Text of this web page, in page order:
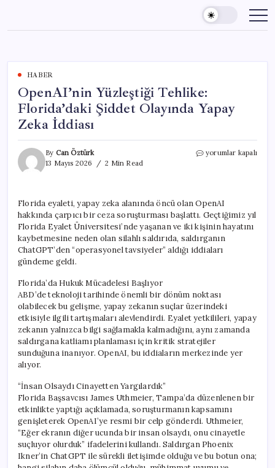
content
HABER
OpenAI’nin Yüzleştiği Tehlike:
Florida’daki Şiddet Olayında Yapay
Zeka İddiası
By Can Öztürk
13 Mayıs 2026
2 Min Read
OpenAI’nin
Olayında
Yapay
Zeka
İddiası
için
yorumlar kapalı
Florida eyaleti, yapay zeka alanında öncü olan OpenAI
hakkında çarpıcı bir ceza soruşturması başlattı. Geçtiğimiz yıl
Florida Eyalet Üniversitesi’nde yaşanan ve iki kişinin hayatını
kaybetmesine neden olan silahlı saldırıda, saldırganın
ChatGPT’den “operasyonel tavsiyeler” aldığı iddiaları
gündeme geldi.
Florida’da Hukuk Mücadelesi Başlıyor
ABD’de teknoloji tarihinde önemli bir dönüm noktası
olabilecek bu gelişme, yapay zekanın suçlar üzerindeki
etkisiyle ilgili tartışmaları alevlendirdi. Eyalet yetkilileri, yapay
zekanın yalnızca bilgi sağlamakla kalmadığını, aynı zamanda
saldırgana katliamı planlaması için kritik stratejiler
sunduğuna inanıyor. OpenAI, bu iddiaların merkezinde yer
alıyor.
“İnsan Olsaydı Cinayetten Yargılardık”
Florida Başsavcısı James Uthmeier, Tampa’da düzenlenen bir
etkinlikte yaptığı açıklamada, soruşturmanın kapsamını
genişleterek OpenAI’ye resmi bir celp gönderdi. Uthmeier,
“Eğer ekranın diğer ucunda bir insan olsaydı, onu cinayetle
suçluyor olurduk” ifadelerini kullandı. Saldırgan Phoenix
Ikner’in ChatGPT ile sürekli iletişimde olduğu ve bu botun ona;